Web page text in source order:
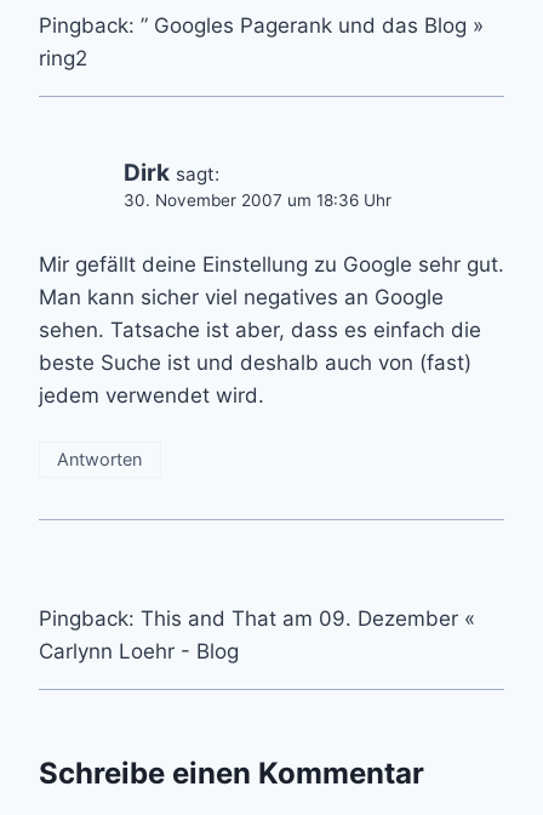
Pingback: ” Googles Pagerank und das Blog »
ring2
Dirk sagt:
30. November 2007 um 18:36 Uhr
Mir gefällt deine Einstellung zu Google sehr gut.
Man kann sicher viel negatives an Google
sehen. Tatsache ist aber, dass es einfach die
beste Suche ist und deshalb auch von (fast)
jedem verwendet wird.
Antworten
Pingback: This and That am 09. Dezember «
Carlynn Loehr - Blog
Schreibe einen Kommentar